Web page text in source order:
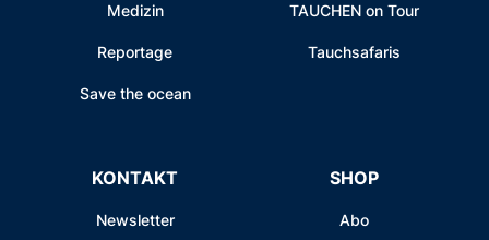
Medizin
Reportage
Save the ocean
TAUCHEN on Tour
Tauchsafaris
KONTAKT
Newsletter
SHOP
Abo